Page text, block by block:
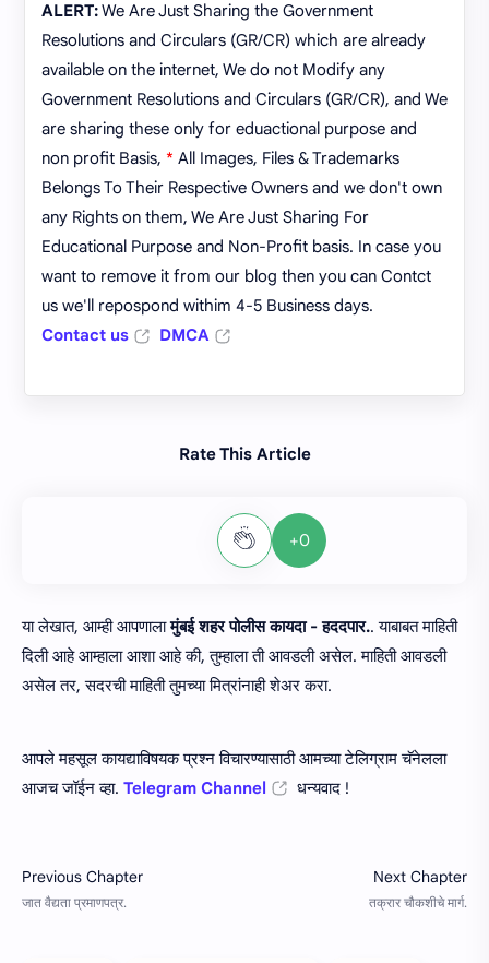
ALERT:We Are Just Sharing the Government
Resolutions and Circulars (GR/CR) which are already
available on the internet, We do not Modify any
Government Resolutions and Circulars (GR/CR), and We
are sharing these only for eduactional purpose and
non profit Basis, * All Images, Files & Trademarks
Belongs To Their Respective Owners and we don't own
any Rights on them, We Are Just Sharing For
Educational Purpose and Non-Profit basis. In case you
want to remove it from our blog then you can Contct
us we'll repospond withim 4-5 Business days.
Contact us
DMCA
Rate This Article
+0
या लेखात, आम्ही आपणालामुंबई शहर पोलीस कायदा - हददपार.. याबाबत माहिती
दिली आहे आम्हाला आशा आहे की, तुम्हाला ती आवडली असेल. माहिती आवडली
असेल तर, सदरची माहिती तुमच्या मित्रांनाही शेअर करा.
आपले महसूल कायद्याविषयक प्रश्न विचारण्यासाठी आमच्या टेलिग्राम चॅनेलला
आजच जॉईन व्हा. Telegram Channel धन्यवाद !